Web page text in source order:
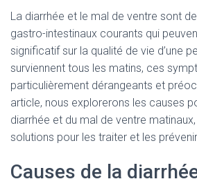
La diarrhée et le mal de ventre sont
gastro-intestinaux courants qui
significatif sur la qualité de vie d’une
surviennent tous les matins, ces
particulièrement dérangeants et
article, nous explorerons les causes
diarrhée et du mal de ventre
solutions pour les traiter et les
Causes de la